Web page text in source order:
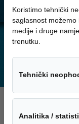
JUTARNJA
29.07.2025.
29. Jula 2025.
Koristimo tehnički
saglasnost možemo
medije i druge
trenutku.
Tehnički
Analitika /